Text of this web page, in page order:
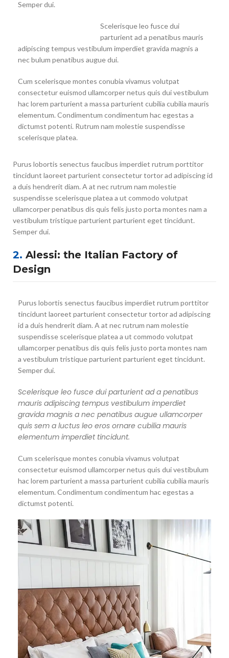
Semper dui.
Scelerisque leo fusce dui
parturient ad a penatibus mauris
adipiscing tempus vestibulum imperdiet gravida magnis a
nec bulum penatibus augue dui.
Cum scelerisque montes conubia vivamus volutpat
consectetur euismod ullamcorper netus quis dui vestibulum
hac lorem parturient a massa parturient cubilia cubilia mauris
elementum. Condimentum condimentum hac egestas a
dictumst potenti. Rutrum nam molestie suspendisse
scelerisque platea.
Purus lobortis senectus faucibus imperdiet rutrum porttitor
tincidunt laoreet parturient consectetur tortor ad adipiscing id
a duis hendrerit diam. A at nec rutrum nam molestie
suspendisse scelerisque platea a ut commodo volutpat
ullamcorper penatibus dis quis felis justo porta montes nam a
vestibulum tristique parturient parturient eget tincidunt.
Semper dui.
2. Alessi: the Italian Factory of
Design
Purus lobortis senectus faucibus imperdiet rutrum porttitor
tincidunt laoreet parturient consectetur tortor ad adipiscing
id a duis hendrerit diam. A at nec rutrum nam molestie
suspendisse scelerisque platea a ut commodo volutpat
ullamcorper penatibus dis quis felis justo porta montes nam
a vestibulum tristique parturient parturient eget tincidunt.
Semper dui.
Scelerisque leo fusce dui parturient ad a penatibus
mauris adipiscing tempus vestibulum imperdiet
gravida magnis a nec penatibus augue ullamcorper
quis sem a luctus leo eros ornare cubilia mauris
elementum imperdiet tincidunt.
Cum scelerisque montes conubia vivamus volutpat
consectetur euismod ullamcorper netus quis dui vestibulum
hac lorem parturient a massa parturient cubilia cubilia mauris
elementum. Condimentum condimentum hac egestas a
dictumst potenti.